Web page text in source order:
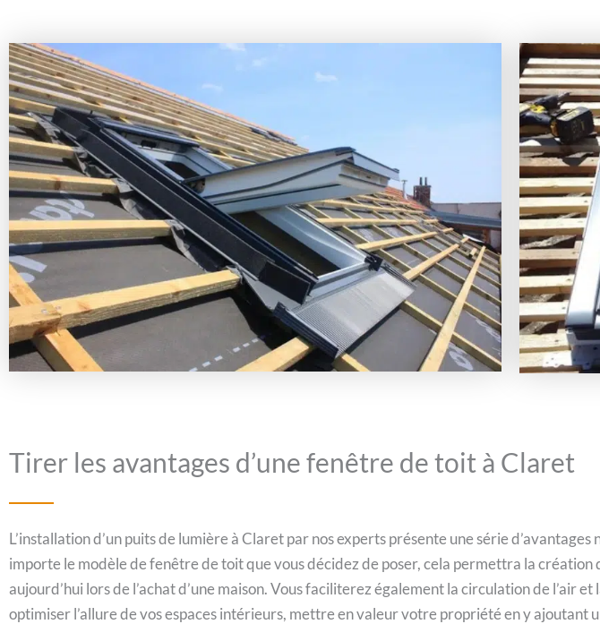
Tirer les avantages d’une fenêtre de toit à Claret
L’installation d’un puits de lumière à Claret par nos experts présente une série
importe le modèle de fenêtre de toit que vous décidez de poser, cela permettra la
aujourd’hui lors de l’achat d’une maison. Vous faciliterez également la circulation de l’air
optimiser l’allure de vos espaces intérieurs, mettre en valeur votre propriété en y ajoutant